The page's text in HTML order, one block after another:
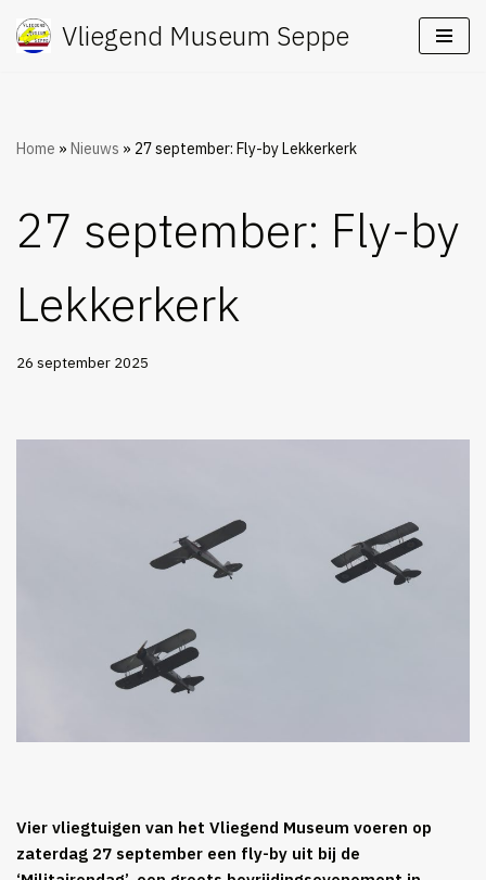
Ga
Vliegend Museum Seppe
Home » Nieuws » 27 september: Fly-by Lekkerkerk
27 september: Fly-by
Lekkerkerk
26 september 2025
Vier vliegtuigen van het Vliegend Museum voeren op
zaterdag 27 september een fly-by uit bij de